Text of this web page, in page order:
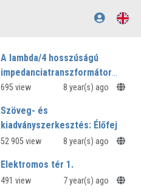
A lambda/4 hosszúságú
impedanciatranszformátor
elve
695 view 8 year(s) ago
Szöveg- és
kiadványszerkesztés: Élőfej
52 905 view 8 year(s) ago
Elektromos tér 1.
491 view 7 year(s) ago